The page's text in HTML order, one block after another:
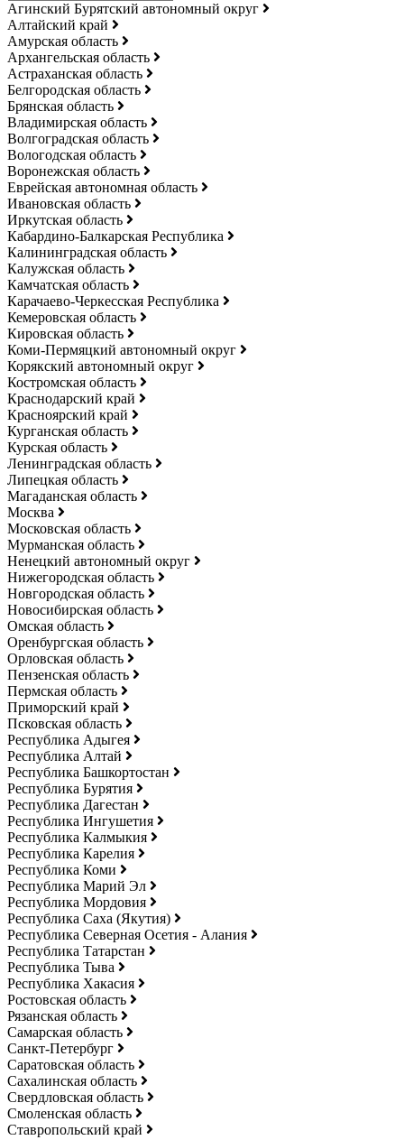
Агинский Бурятский автономный округ
Алтайский край
Амурская область
Архангельская область
Астраханская область
Белгородская область
Брянская область
Владимирская область
Волгоградская область
Вологодская область
Воронежская область
Еврейская автономная область
Ивановская область
Иркутская область
Кабардино-Балкарская Республика
Калининградская область
Калужская область
Камчатская область
Карачаево-Черкесская Республика
Кемеровская область
Кировская область
Коми-Пермяцкий автономный округ
Корякский автономный округ
Костромская область
Краснодарский край
Красноярский край
Курганская область
Курская область
Ленинградская область
Липецкая область
Магаданская область
Москва
Московская область
Мурманская область
Ненецкий автономный округ
Нижегородская область
Новгородская область
Новосибирская область
Омская область
Оренбургская область
Орловская область
Пензенская область
Пермская область
Приморский край
Псковская область
Республика Адыгея
Республика Алтай
Республика Башкортостан
Республика Бурятия
Республика Дагестан
Республика Ингушетия
Республика Калмыкия
Республика Карелия
Республика Коми
Республика Марий Эл
Республика Мордовия
Республика Саха (Якутия)
Республика Северная Осетия - Алания
Республика Татарстан
Республика Тыва
Республика Хакасия
Ростовская область
Рязанская область
Самарская область
Санкт-Петербург
Саратовская область
Сахалинская область
Свердловская область
Смоленская область
Ставропольский край